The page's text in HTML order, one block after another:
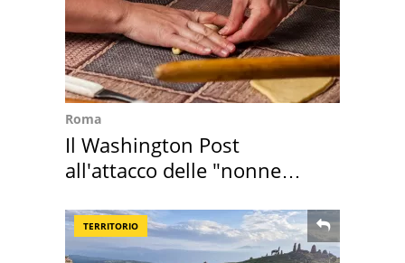
Roma
Il Washington Post
all'attacco delle "nonne
TERRITORIO